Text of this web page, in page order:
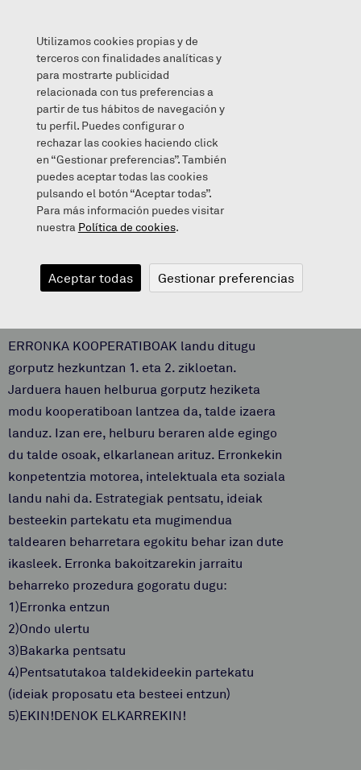
EKIN DENOK ELKARREKIN!
2021/06/11
EKIN DENOK
ELKARREKIN!
ERRONKA KOOPERATIBOAK landu ditugu
gorputz hezkuntzan 1. eta 2. zikloetan.
Jarduera hauen helburua gorputz heziketa
modu kooperatiboan lantzea da, talde izaera
landuz. Izan ere, helburu beraren alde egingo
du talde osoak, elkarlanean arituz. Erronkekin
konpetentzia motorea, intelektuala eta soziala
landu nahi da. Estrategiak pentsatu, ideiak
besteekin partekatu eta mugimendua
taldearen beharretara egokitu behar izan dute
ikasleek. Erronka bakoitzarekin jarraitu
beharreko prozedura gogoratu dugu:
1)Erronka entzun
2)Ondo ulertu
3)Bakarka pentsatu
4)Pentsatutakoa taldekideekin partekatu
(ideiak proposatu eta besteei entzun)
5)EKIN!DENOK ELKARREKIN!
Utilizamos cookies propias y de
terceros con finalidades analíticas y
para mostrarte publicidad
relacionada con tus preferencias a
partir de tus hábitos de navegación y
tu perfil. Puedes configurar o
rechazar las cookies haciendo click
en “Gestionar preferencias”. También
puedes aceptar todas las cookies
pulsando el botón “Aceptar todas”.
Para más información puedes visitar
nuestra Política de cookies.
Aceptar todas Gestionar preferencias